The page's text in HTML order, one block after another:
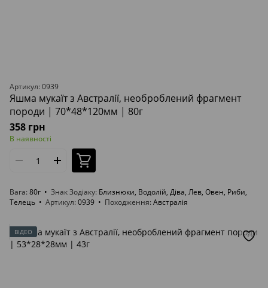
Артикул: 0939
Яшма мукаїт з Австралії, необроблений фрагмент
породи | 70*48*120мм | 80г
358 грн
В наявності
Вага 80г Знак Зодіаку Близнюки, Водолій, Діва, Лев, Овен, Риби,
Телець
Артикул 0939 Походження Австралія
ВІДЕО